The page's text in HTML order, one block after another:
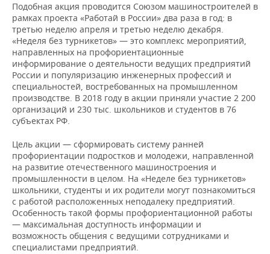
Подобная акция проводится Союзом машиностроителей в
рамках проекта «Работай в России» два раза в год: в
третью неделю апреля и третью неделю декабря.
«Неделя без турникетов» — это комплекс мероприятий,
направленных на профориентационные
информирование о деятельности ведущих предприятий
России и популяризацию инженерных профессий и
специальностей, востребованных на промышленном
производстве. В 2018 году в акции приняли участие 2 200
организаций и 230 тыс. школьников и студентов в 76
субъектах РФ.
Цель акции — сформировать систему ранней
профориентации подростков и молодежи, направленной
на развитие отечественного машиностроения и
промышленности в целом. На «Неделе без турникетов»
школьники, студенты и их родители могут познакомиться
с работой расположенных неподалеку предприятий.
Особенность такой формы профориентационной работы
— максимальная доступность информации и
возможность общения с ведущими сотрудниками и
специалистами предприятий.